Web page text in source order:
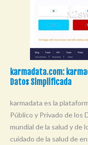
karmadata.com:
Datos Simplificada
karmadata es la
Público y Privado de los
mundial de la salud y de
cuidado de la salud de